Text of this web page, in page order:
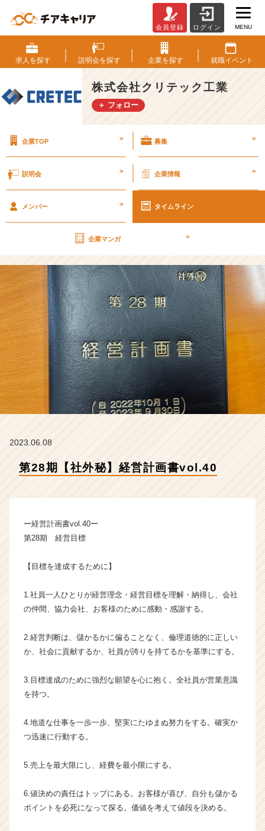
2
8
期
【社
外
秘】
画
o
【株
式
会
社
ク
リ
テ
ッ
ク
工
業
の
タ
イ
ム
|
ベ
企
か
ら
ス
ウ
ト
届
サ
チ
キ
リ
会員登録 ログイン MENU
求人を探す 説明会を探す 企業を探す 就職イベント
株式会社クリテック工業
＋ フォロー
企業TOP > 募集 >
説明会 > 企業情報 >
メンバー > タイムライン
企業マンガ >
2023.06.08
第28期【社外秘】経営計画書vol.40
ー経営計画書vol.40ー
第28期 経営目標
【目標を達成するために】
1.社員一人ひとりが経営理念・経営目標を理解・納得し、会社
の仲間、協力会社、お客様のために感動・感謝する。
2.経営判断は、儲かるかに偏ることなく、倫理道徳的に正しい
か、社会に貢献するか、社員が誇りを持てるかを基準にする。
3.目標達成のために強烈な願望を心に抱く。全社員が営業意識
を持つ。
4.地道な仕事を一歩一歩、堅実にたゆまぬ努力をする。確実か
つ迅速に行動する。
5.売上を最大限にし、経費を最小限にする。
6.値決めの責任はトップにある。お客様が喜び、自分も儲かる
ポイントを必死になって探る。価値を考えて値段を決める。